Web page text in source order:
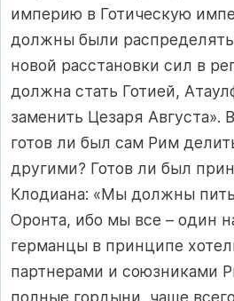
империю в Готическую
должны были
новой расстановки сил в
должна стать Готией,
заменить Цезаря Августа».
готов ли был сам Рим
другими? Готов ли был
Клодиана: «Мы должны
Оронта, ибо мы все – один
германцы в принципе
партнерами и союзниками
полные гордыни, чаще